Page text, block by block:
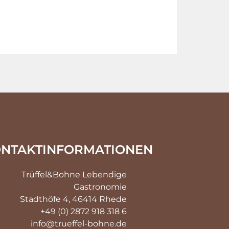
Trüffel&Bohne Lebendige
Gastronomie
Stadthöfe 4, 46414 Rhede
+49 (0) 2872 918 318 6
info@trueffel-bohne.de